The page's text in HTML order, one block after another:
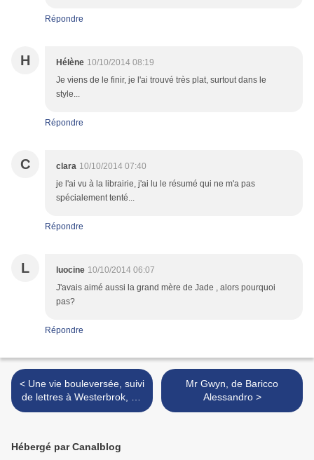
Répondre
H Hélène 10/10/2014 08:19
Je viens de le finir, je l'ai trouvé très plat, surtout dans le
style...
Répondre
C clara 10/10/2014 07:40
je l'ai vu à la librairie, j'ai lu le résumé qui ne m'a pas
spécialement tenté...
Répondre
L luocine 10/10/2014 06:07
J'avais aimé aussi la grand mère de Jade , alors pourquoi
pas?
Répondre
< Une vie bouleversée, suivi
de lettres à Westerbrok, de
Hillesum Etty
Mr Gwyn, de Baricco
Alessandro >
Hébergé par Canalblog